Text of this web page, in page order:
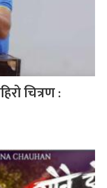
चित्रण :